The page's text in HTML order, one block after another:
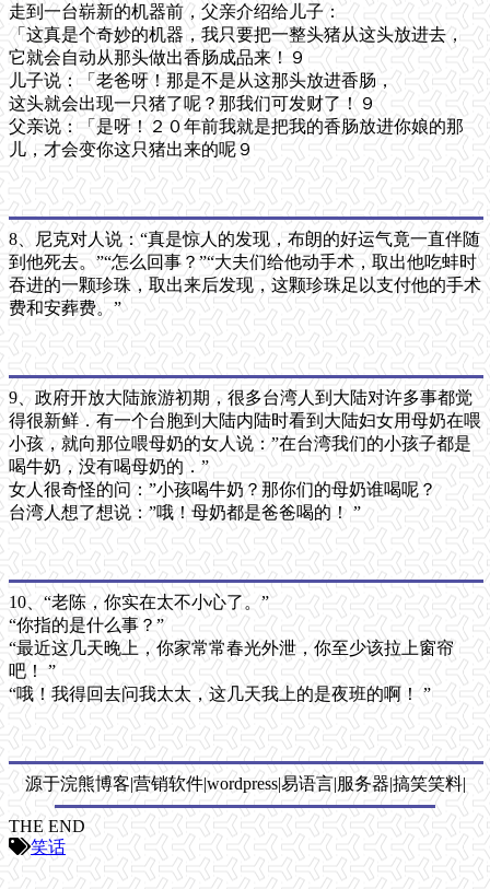
走到一台崭新的机器前，父亲介绍给儿子：
「这真是个奇妙的机器，我只要把一整头猪从这头放进去，
它就会自动从那头做出香肠成品来！９
儿子说：「老爸呀！那是不是从这那头放进香肠，
这头就会出现一只猪了呢？那我们可发财了！９
父亲说：「是呀！２０年前我就是把我的香肠放进你娘的那
儿，才会变你这只猪出来的呢９
8、尼克对人说：“真是惊人的发现，布朗的好运气竟一直伴随
到他死去。”“怎么回事？”“大夫们给他动手术，取出他吃蚌时
吞进的一颗珍珠，取出来后发现，这颗珍珠足以支付他的手术
费和安葬费。”
9、政府开放大陆旅游初期，很多台湾人到大陆对许多事都觉
得很新鲜．有一个台胞到大陆内陆时看到大陆妇女用母奶在喂
小孩，就向那位喂母奶的女人说：”在台湾我们的小孩子都是
喝牛奶，没有喝母奶的．”
女人很奇怪的问：”小孩喝牛奶？那你们的母奶谁喝呢？
台湾人想了想说：”哦！母奶都是爸爸喝的！ ”
10、“老陈，你实在太不小心了。”
“你指的是什么事？”
“最近这几天晚上，你家常常春光外泄，你至少该拉上窗帘
吧！ ”
“哦！我得回去问我太太，这几天我上的是夜班的啊！ ”
源于浣熊博客|营销软件|wordpress|易语言|服务器|搞笑笑料|
THE END
笑话